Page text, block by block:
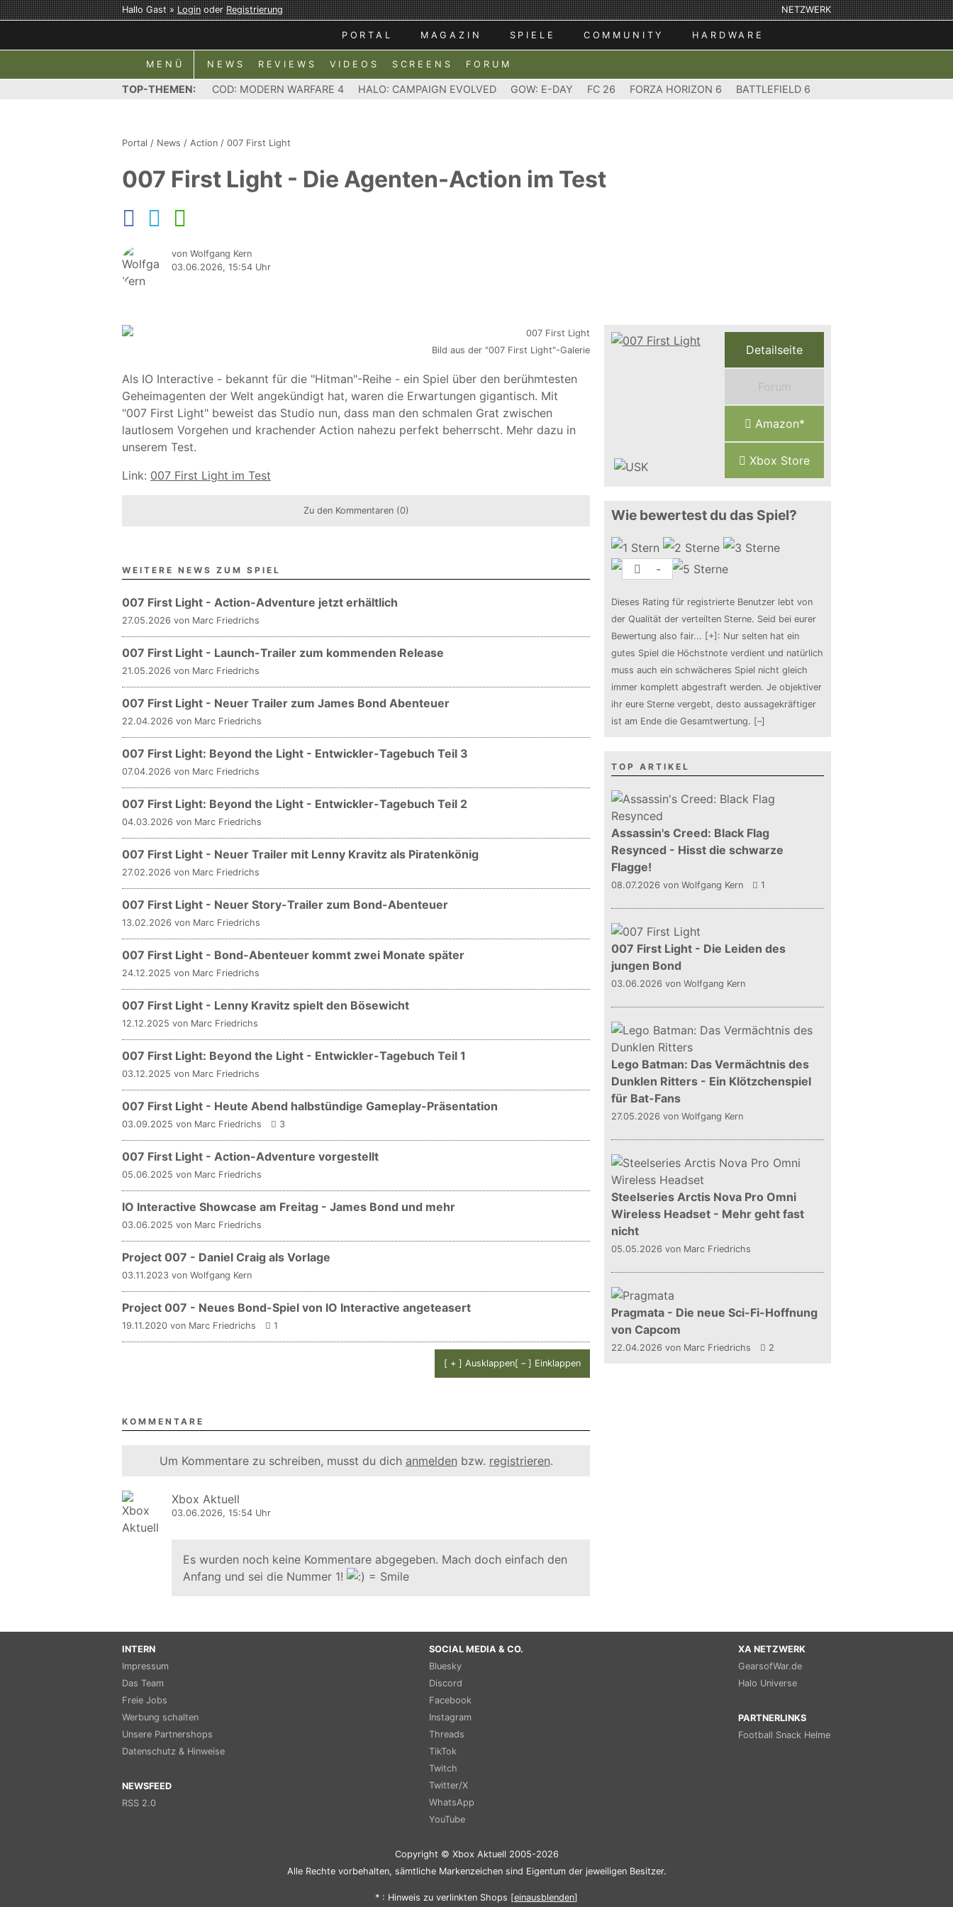
Hallo Gast »LoginoderRegistrierung NETZWERK
PORTAL MAGAZIN SPIELE COMMUNITY HARDWARE
MENÜ NEWS REVIEWS VIDEOS SCREENS FORUM
TOP-THEMEN: COD: MODERN WARFARE 4 HALO: CAMPAIGN EVOLVED GOW: E-DAY FC 26 FORZA HORIZON 6 BATTLEFIELD 6
Portal / News / Action / 007 First Light
007 First Light - Die Agenten-Action im Test
von Wolfgang Kern
03.06.2026, 15:54 Uhr
Bild aus der "007 First Light"-Galerie
Als IO Interactive - bekannt für die "Hitman"-Reihe - ein Spiel über den berühmtesten
Geheimagenten der Welt angekündigt hat, waren die Erwartungen gigantisch. Mit
"007 First Light" beweist das Studio nun, dass man den schmalen Grat zwischen
lautlosem Vorgehen und krachender Action nahezu perfekt beherrscht. Mehr dazu in
unserem Test.
Link: 007 First Light im Test
Zu den Kommentaren (0)
WEITERE NEWS ZUM SPIEL
007 First Light - Action-Adventure jetzt erhältlich
27.05.2026 von Marc Friedrichs
007 First Light - Launch-Trailer zum kommenden Release
21.05.2026 von Marc Friedrichs
007 First Light - Neuer Trailer zum James Bond Abenteuer
22.04.2026 von Marc Friedrichs
007 First Light: Beyond the Light - Entwickler-Tagebuch Teil 3
07.04.2026 von Marc Friedrichs
007 First Light: Beyond the Light - Entwickler-Tagebuch Teil 2
04.03.2026 von Marc Friedrichs
007 First Light - Neuer Trailer mit Lenny Kravitz als Piratenkönig
27.02.2026 von Marc Friedrichs
007 First Light - Neuer Story-Trailer zum Bond-Abenteuer
13.02.2026 von Marc Friedrichs
007 First Light - Bond-Abenteuer kommt zwei Monate später
24.12.2025 von Marc Friedrichs
007 First Light - Lenny Kravitz spielt den Bösewicht
12.12.2025 von Marc Friedrichs
007 First Light: Beyond the Light - Entwickler-Tagebuch Teil 1
03.12.2025 von Marc Friedrichs
007 First Light - Heute Abend halbstündige Gameplay-Präsentation
03.09.2025 von Marc Friedrichs 3
007 First Light - Action-Adventure vorgestellt
05.06.2025 von Marc Friedrichs
IO Interactive Showcase am Freitag - James Bond und mehr
03.06.2025 von Marc Friedrichs
Project 007 - Daniel Craig als Vorlage
03.11.2023 von Wolfgang Kern
Project 007 - Neues Bond-Spiel von IO Interactive angeteasert
19.11.2020 von Marc Friedrichs 1
[ + ] Ausklappen[ – ] Einklappen
KOMMENTARE
Um Kommentare zu schreiben, musst du dich anmelden bzw. registrieren.
Xbox Aktuell
03.06.2026, 15:54 Uhr
Es wurden noch keine Kommentare abgegeben. Mach doch einfach den
Anfang und sei die Nummer 1!
Detailseite
Forum
Amazon*
Xbox Store
Wie bewertest du das Spiel?
-
Dieses Rating für registrierte Benutzer lebt von
der Qualität der verteilten Sterne. Seid bei eurer
Bewertung also fair... [+] : Nur selten hat ein
gutes Spiel die Höchstnote verdient und natürlich
muss auch ein schwächeres Spiel nicht gleich
immer komplett abgestraft werden. Je objektiver
ihr eure Sterne vergebt, desto aussagekräftiger
ist am Ende die Gesamtwertung. [–]
TOP ARTIKEL
Assassin's Creed: Black Flag
Resynced - Hisst die schwarze
Flagge!
08.07.2026 von Wolfgang Kern 1
007 First Light - Die Leiden des
jungen Bond
03.06.2026 von Wolfgang Kern
Lego Batman: Das Vermächtnis des
Dunklen Ritters - Ein Klötzchenspiel
für Bat-Fans
27.05.2026 von Wolfgang Kern
Steelseries Arctis Nova Pro Omni
Wireless Headset - Mehr geht fast
nicht
05.05.2026 von Marc Friedrichs
Pragmata - Die neue Sci-Fi-Hoffnung
von Capcom
22.04.2026 von Marc Friedrichs 2
INTERN
Impressum
Das Team
Freie Jobs
Werbung schalten
Unsere Partnershops
Datenschutz & Hinweise
NEWSFEED
RSS 2.0
SOCIAL MEDIA & CO.
Bluesky
Discord
Facebook
Instagram
Threads
TikTok
Twitch
Twitter/X
WhatsApp
YouTube
XA NETZWERK
GearsofWar.de
Halo Universe
PARTNERLINKS
Football Snack Helme
Copyright © Xbox Aktuell 2005-2026
Alle Rechte vorbehalten, sämtliche Markenzeichen sind Eigentum der jeweiligen Besitzer.
* : Hinweis zu verlinkten Shops [einausblenden]